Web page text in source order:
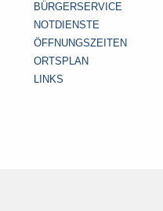
BÜRGERSERVICE
NOTDIENSTE
ÖFFNUNGSZEITEN
ORTSPLAN
LINKS